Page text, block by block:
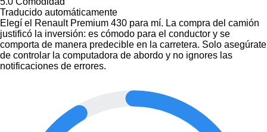
Traducido automáticamente
Elegí el Renault Premium 430 para mí. La compra del camión
justificó la inversión: es cómodo para el conductor y se
comporta de manera predecible en la carretera. Solo asegúrate
de controlar la computadora de abordo y no ignores las
notificaciones de errores.